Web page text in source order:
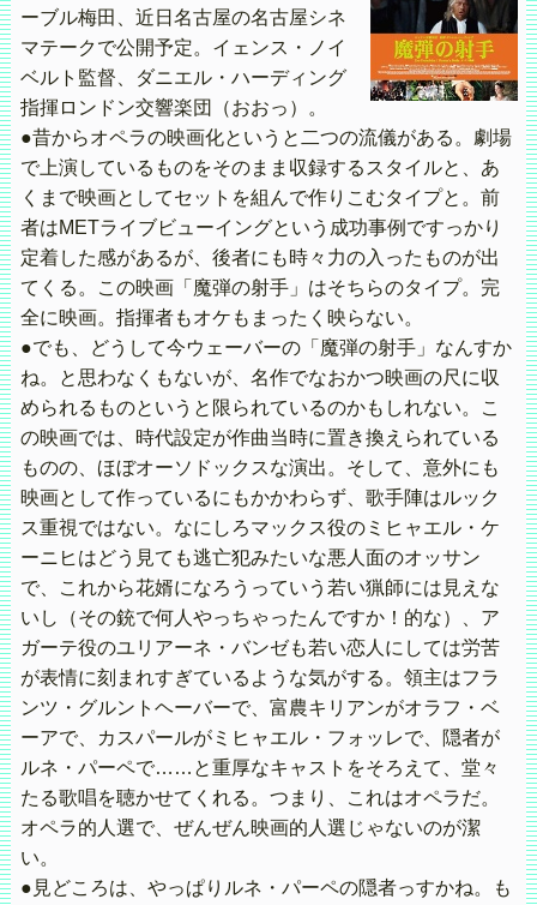
ーブル梅田、近日名古屋の名古屋シネ
マテークで公開予定。イェンス・ノイ
ベルト監督、ダニエル・ハーディング
指揮ロンドン交響楽団（おおっ）。
●昔からオペラの映画化というと二つの流儀がある。劇場
で上演しているものをそのまま収録するスタイルと、あ
くまで映画としてセットを組んで作りこむタイプと。前
者はMETライブビューイングという成功事例ですっかり
定着した感があるが、後者にも時々力の入ったものが出
てくる。この映画「魔弾の射手」はそちらのタイプ。完
全に映画。指揮者もオケもまったく映らない。
●でも、どうして今ウェーバーの「魔弾の射手」なんすか
ね。と思わなくもないが、名作でなおかつ映画の尺に収
められるものというと限られているのかもしれない。こ
の映画では、時代設定が作曲当時に置き換えられている
ものの、ほぼオーソドックスな演出。そして、意外にも
映画として作っているにもかかわらず、歌手陣はルック
ス重視ではない。なにしろマックス役のミヒャエル・ケ
ーニヒはどう見ても逃亡犯みたいな悪人面のオッサン
で、これから花婿になろうっていう若い猟師には見えな
いし（その銃で何人やっちゃったんですか！的な）、ア
ガーテ役のユリアーネ・バンゼも若い恋人にしては労苦
が表情に刻まれすぎているような気がする。領主はフラ
ンツ・グルントヘーバーで、富農キリアンがオラフ・ベ
ーアで、カスパールがミヒャエル・フォッレで、隠者が
ルネ・パーペで……と重厚なキャストをそろえて、堂々
たる歌唱を聴かせてくれる。つまり、これはオペラだ。
オペラ的人選で、ぜんぜん映画的人選じゃないのが潔
い。
●見どころは、やっぱりルネ・パーペの隠者っすかね。も